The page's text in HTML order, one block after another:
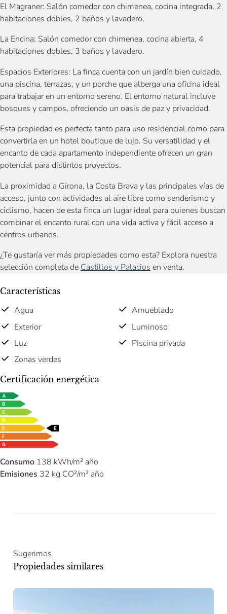
El Magraner: Salón comedor con chimenea, cocina integrada, 2
habitaciones dobles, 2 baños y lavadero.
La Encina: Salón comedor con chimenea, cocina abierta, 4
habitaciones dobles, 3 baños y lavadero.
Espacios Exteriores: La finca cuenta con un jardín bien cuidado,
una piscina, terrazas, y un porche que alberga una oficina ideal
para trabajar en un entorno sereno. El entorno natural incluye
bosques y campos, ofreciendo un oasis de paz y privacidad.
Esta propiedad es perfecta tanto para uso residencial como para
convertirla en un hotel boutique de lujo. Su versatilidad y el
encanto de cada apartamento independiente ofrecen un gran
potencial para distintos proyectos.
La proximidad a Girona, la Costa Brava y las principales vías de
acceso, junto con actividades al aire libre como senderismo y
ciclismo, hacen de esta finca un lugar ideal para quienes buscan
combinar el encanto rural con una vida activa y fácil acceso a
centros urbanos.
¿Te gustaría ver más propiedades como esta? Explora nuestra
selección completa de Castillos y Palacios en venta.
Características
Agua
Amueblado
Exterior
Luminoso
Luz
Piscina privada
Zonas verdes
Certificación energética
Consumo 138 kWh/m² año
Emisiones 32 kg CO²/m² año
Sugerimos
Propiedades similares